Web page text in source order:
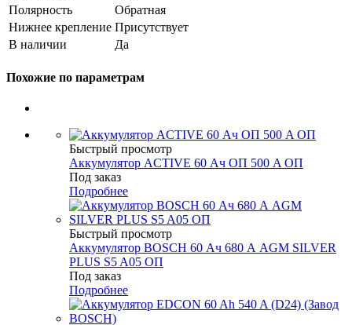
Полярность
Обратная
Нижнее крепление Присутствует
В наличии
Да
Похожие по параметрам
Быстрый просмотр
Аккумулятор ACTIVE 60 Ач ОП 500 A ОП
Под заказ
Подробнее
Быстрый просмотр
Аккумулятор BOSCH 60 Ач 680 А AGM SILVER
PLUS S5 A05 ОП
Под заказ
Подробнее